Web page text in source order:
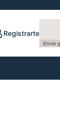
Registrarte
Envío